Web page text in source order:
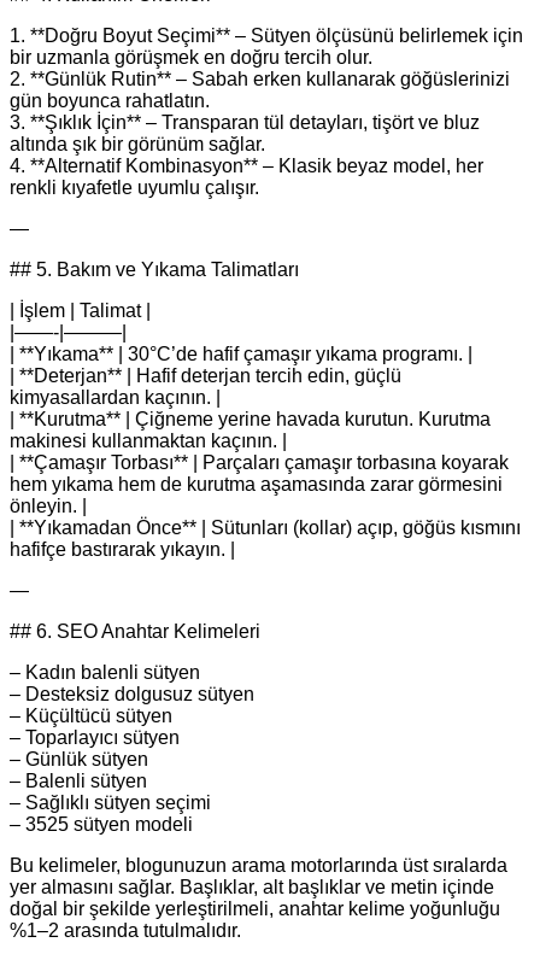
1. **Doğru Boyut Seçimi** – Sütyen ölçüsünü belirlemek için
bir uzmanla görüşmek en doğru tercih olur.
2. **Günlük Rutin** – Sabah erken kullanarak göğüslerinizi
gün boyunca rahatlatın.
3. **Şıklık İçin** – Transparan tül detayları, tişört ve bluz
altında şık bir görünüm sağlar.
4. **Alternatif Kombinasyon** – Klasik beyaz model, her
renkli kıyafetle uyumlu çalışır.
—
## 5. Bakım ve Yıkama Talimatları
| İşlem | Talimat |
|——-|———|
| **Yıkama** | 30°C’de hafif çamaşır yıkama programı. |
| **Deterjan** | Hafif deterjan tercih edin, güçlü
kimyasallardan kaçının. |
| **Kurutma** | Çiğneme yerine havada kurutun. Kurutma
makinesi kullanmaktan kaçının. |
| **Çamaşır Torbası** | Parçaları çamaşır torbasına koyarak
hem yıkama hem de kurutma aşamasında zarar görmesini
önleyin. |
| **Yıkamadan Önce** | Sütunları (kollar) açıp, göğüs kısmını
hafifçe bastırarak yıkayın. |
—
## 6. SEO Anahtar Kelimeleri
– Kadın balenli sütyen
– Desteksiz dolgusuz sütyen
– Küçültücü sütyen
– Toparlayıcı sütyen
– Günlük sütyen
– Balenli sütyen
– Sağlıklı sütyen seçimi
– 3525 sütyen modeli
Bu kelimeler, blogunuzun arama motorlarında üst sıralarda
yer almasını sağlar. Başlıklar, alt başlıklar ve metin içinde
doğal bir şekilde yerleştirilmeli, anahtar kelime yoğunluğu
%1–2 arasında tutulmalıdır.